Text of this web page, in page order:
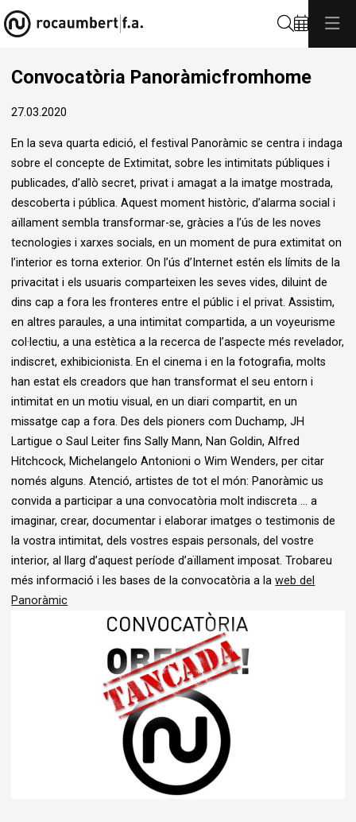
Convocatòria Panoràmicfromhome
27.03.2020
En la seva quarta edició, el festival Panoràmic se centra i indaga
sobre el concepte de Extimitat, sobre les intimitats públiques i
publicades, d’allò secret, privat i amagat a la imatge mostrada,
descoberta i pública. Aquest moment històric, d’alarma social i
aïllament sembla transformar-se, gràcies a l’ús de les noves
tecnologies i xarxes socials, en un moment de pura extimitat on
l’interior es torna exterior. On l’ús d’Internet estén els límits de la
privacitat i els usuaris comparteixen les seves vides, diluint de
dins cap a fora les fronteres entre el públic i el privat. Assistim,
en altres paraules, a una intimitat compartida, a un voyeurisme
col·lectiu, a una estètica a la recerca de l’aspecte més revelador,
indiscret, exhibicionista. En el cinema i en la fotografia, molts
han estat els creadors que han transformat el seu entorn i
intimitat en un motiu visual, en un diari compartit, en un
missatge cap a fora. Des dels pioners com Duchamp, JH
Lartigue o Saul Leiter fins Sally Mann, Nan Goldin, Alfred
Hitchcock, Michelangelo Antonioni o Wim Wenders, per citar
només alguns. Atenció, artistes de tot el món: Panoràmic us
convida a participar a una convocatòria molt indiscreta … a
imaginar, crear, documentar i elaborar imatges o testimonis de
la vostra intimitat, dels vostres espais personals, del vostre
interior, al llarg d’aquest període d’aïllament imposat. Trobareu
més informació i les bases de la convocatòria a laweb del
Panoràmic